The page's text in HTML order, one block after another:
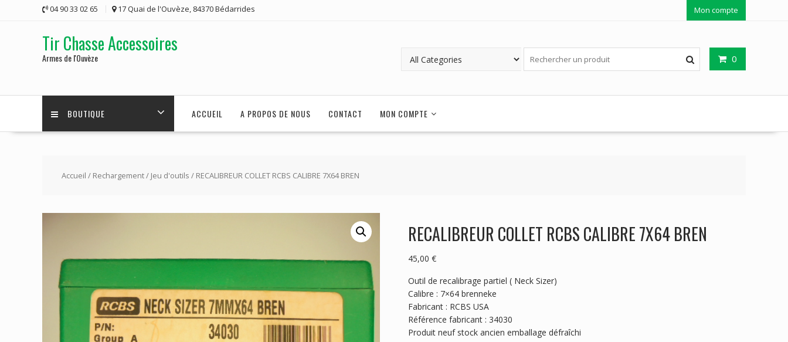
04 90 33 02 65 17 Quai de l'Ouvèze, 84370 Bédarrides Mon compte
Tir Chasse Accessoires
Armes de l'Ouvèze 0
BOUTIQUE ACCUEIL A PROPOS DE NOUS CONTACT MON COMPTE
Accueil / Rechargement/ Jeu d'outils / RECALIBREUR COLLET RCBS CALIBRE 7X64 BREN
RECALIBREUR COLLET RCBS CALIBRE 7X64 BREN
45,00 €
Outil de recalibrage partiel ( Neck Sizer)
Calibre : 7×64 brenneke
Fabricant : RCBS USA
Référence fabricant : 34030
Produit neuf stock ancien emballage défraîchi